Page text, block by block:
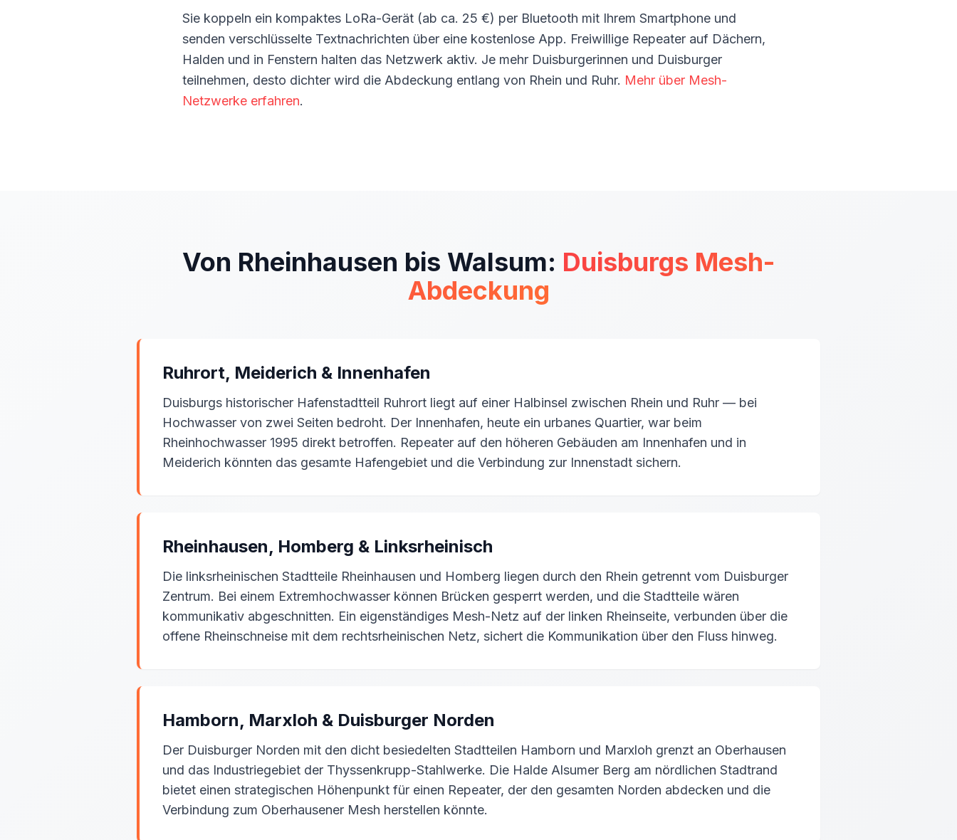
Sie koppeln ein kompaktes LoRa-Gerät (ab ca. 25 €) per Bluetooth mit Ihrem Smartphone und
senden verschlüsselte Textnachrichten über eine kostenlose App. Freiwillige Repeater auf Dächern,
Halden und in Fenstern halten das Netzwerk aktiv. Je mehr Duisburgerinnen und Duisburger
teilnehmen, desto dichter wird die Abdeckung entlang von Rhein und Ruhr. Mehr über Mesh-
Netzwerke erfahren.
Von Rheinhausen bis Walsum: Duisburgs Mesh-
Abdeckung
Ruhrort, Meiderich & Innenhafen
Duisburgs historischer Hafenstadtteil Ruhrort liegt auf einer Halbinsel zwischen Rhein und Ruhr — bei
Hochwasser von zwei Seiten bedroht. Der Innenhafen, heute ein urbanes Quartier, war beim
Rheinhochwasser 1995 direkt betroffen. Repeater auf den höheren Gebäuden am Innenhafen und in
Meiderich könnten das gesamte Hafengebiet und die Verbindung zur Innenstadt sichern.
Rheinhausen, Homberg & Linksrheinisch
Die linksrheinischen Stadtteile Rheinhausen und Homberg liegen durch den Rhein getrennt vom Duisburger
Zentrum. Bei einem Extremhochwasser können Brücken gesperrt werden, und die Stadtteile wären
kommunikativ abgeschnitten. Ein eigenständiges Mesh-Netz auf der linken Rheinseite, verbunden über die
offene Rheinschneise mit dem rechtsrheinischen Netz, sichert die Kommunikation über den Fluss hinweg.
Hamborn, Marxloh & Duisburger Norden
Der Duisburger Norden mit den dicht besiedelten Stadtteilen Hamborn und Marxloh grenzt an Oberhausen
und das Industriegebiet der Thyssenkrupp-Stahlwerke. Die Halde Alsumer Berg am nördlichen Stadtrand
bietet einen strategischen Höhenpunkt für einen Repeater, der den gesamten Norden abdecken und die
Verbindung zum Oberhausener Mesh herstellen könnte.